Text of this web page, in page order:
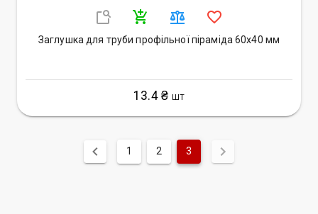
Заглушка для труби профільної піраміда 60х40 мм
13.4 ₴ ШТ
1 2 3